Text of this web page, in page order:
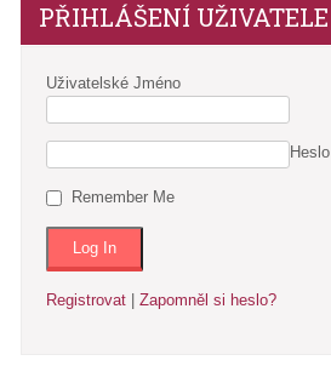
PŘIHLÁŠENÍ UŽIVATELE
Uživatelské Jméno
Heslo
Remember Me
Registrovat Zapomněl si heslo?